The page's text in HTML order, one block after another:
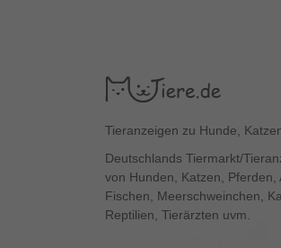
Tieranzeigen zu Hunde,
Deutschlands Tiermarkt/
von Hunden, Katzen,
Fischen, Meerschweinchen,
Reptilien, Tierärzten uvm.